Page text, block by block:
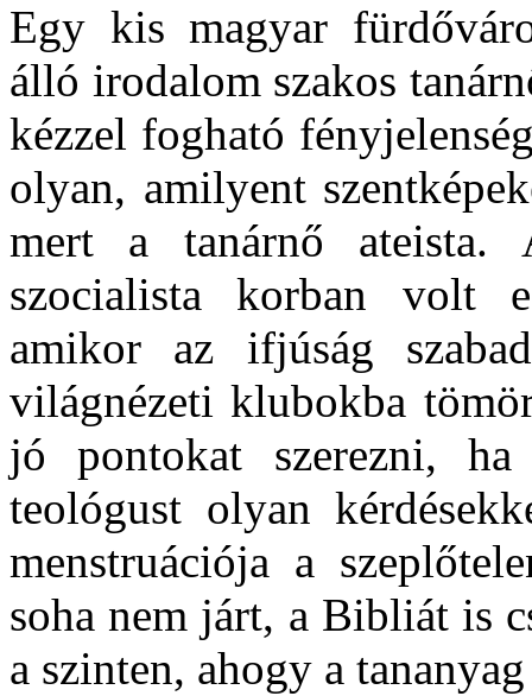
Egy kis magyar
álló irodalom szakos
kézzel fogható
olyan, amilyent
mert a tanárnő ateista.
szocialista korban volt
amikor az ifjúság
világnézeti klubokba
jó pontokat szerezni,
teológust olyan
menstruációja a
soha nem járt, a Bibliát is
a szinten, ahogy a